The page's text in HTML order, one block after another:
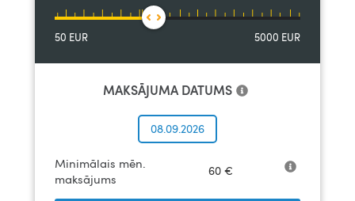
50 EUR 5000 EUR
MAKSĀJUMA DATUMS
08.09.2026
Minimālais mēn.
maksājums
60 €